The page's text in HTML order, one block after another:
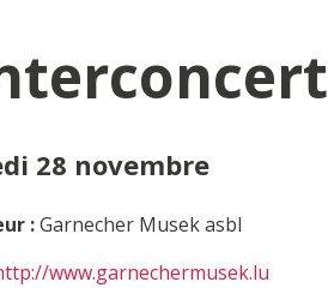
28 novembre
:Garnecher Musek asbl
www.garnechermusek.lu